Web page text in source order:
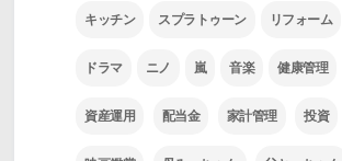
キッチン スプラトゥーン リフォーム
ドラマ ニノ 嵐 音楽 健康管理
資産運用 配当金 家計管理 投資